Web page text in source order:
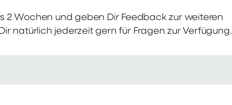
2 Wochen und geben Dir Feedback zur weiteren
natürlich jederzeit gern für Fragen zur Verfügung.